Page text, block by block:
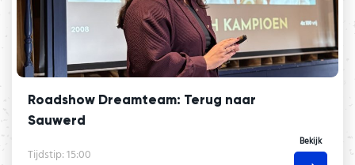
Roadshow Dreamteam: Terug naar
Sauwerd
Tijdstip: 15:00
Bekijk